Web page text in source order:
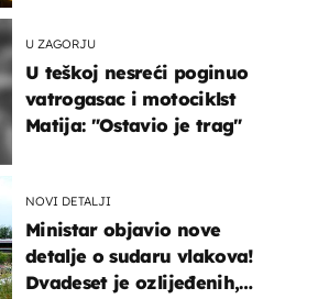
U ZAGORJU
U teškoj nesreći poginuo
vatrogasac i motociklst
Matija: "Ostavio je trag"
NOVI DETALJI
Ministar objavio nove
detalje o sudaru vlakova!
Dvadeset je ozlijeđenih,